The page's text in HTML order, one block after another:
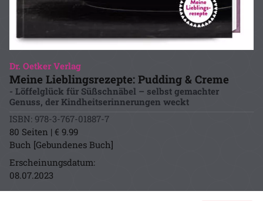
Dr. Oetker Verlag
Meine Lieblingsrezepte: Pudding & Creme
- Löffelglück für Süßschnäbel – selbst gemachter
Genuss, der Kindheitserinnerungen weckt
ISBN: 978-3-767-01887-7
80 Seiten | € 9.99
Buch [Gebundenes Buch]
Erscheinungsdatum:
08.07.2023